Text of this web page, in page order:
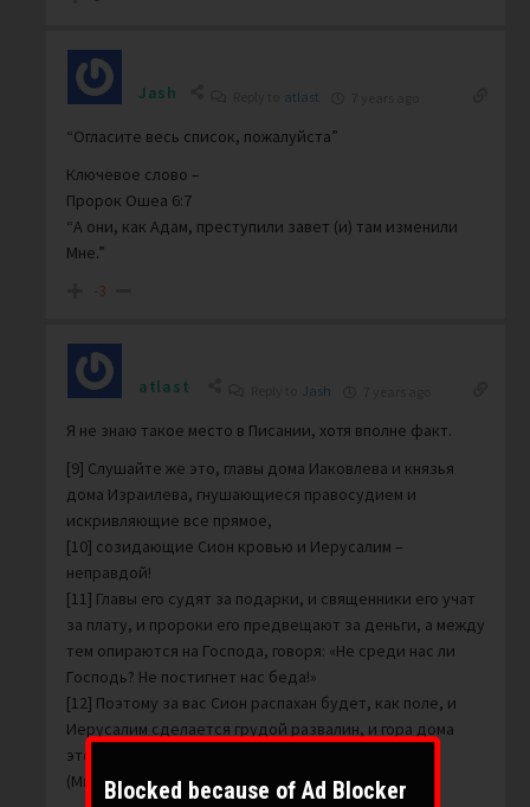
Blocked because of Ad Blocker
Jash atlast
“Огласите весь список, пожалуйста”
Ключевое слово –
Пророк Ошеа 6:7
“А они, как Адам, преступили завет (и) там изменили
Мне.”
-3
atlast Jash
Я не знаю такое место в Писании, хотя вполне факт.
[9] Слушайте же это, главы дома Иаковлева и князья
дома Израилева, гнушающиеся правосудием и
искривляющие все прямое,
[10] созидающие Сион кровью и Иерусалим –
неправдой!
[11] Главы его судят за подарки, и священники его учат
за плату, и пророки его предвещают за деньги, а между
тем опираются на Господа, говоря: «Не среди нас ли
Господь? Не постигнет нас беда!»
[12] Поэтому за вас Сион распахан будет, как поле, и
Иерусалим сделается грудой развалин, и гора дома
этого будет лесистым холмом.
(Михей 3:9-12)